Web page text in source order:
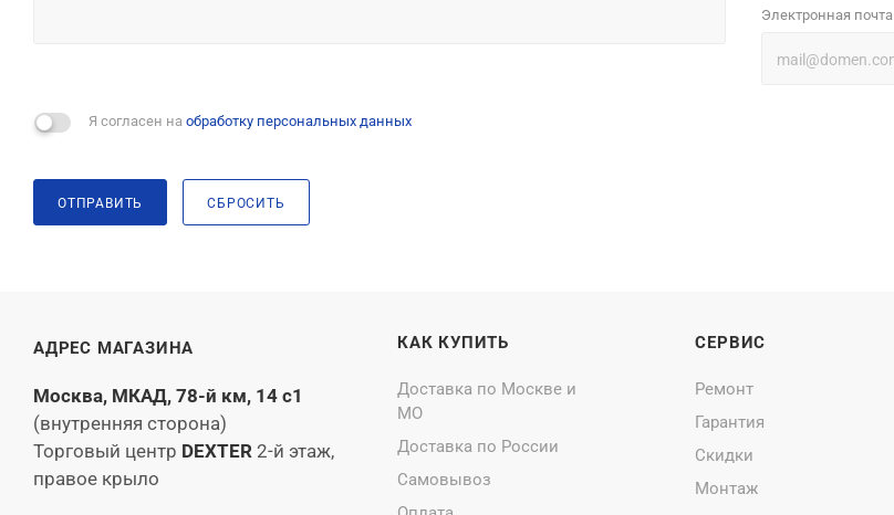
Электронная почта
Я согласен на обработку персональных данных
ОТПРАВИТЬ СБРОСИТЬ
АДРЕС МАГАЗИНА
Москва, МКАД, 78-й км, 14 с1
(внутренняя сторона)
Торговый центр DEXTER 2-й этаж,
правое крыло
КАК КУПИТЬ
Доставка по Москве и
МО
Доставка по России
Самовывоз
СЕРВИС
Ремонт
Гарантия
Скидки
Монтаж